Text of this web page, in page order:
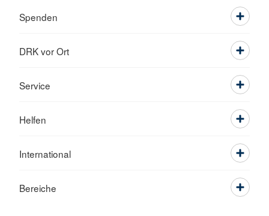
Spenden
DRK vor Ort
Service
Helfen
International
Bereiche